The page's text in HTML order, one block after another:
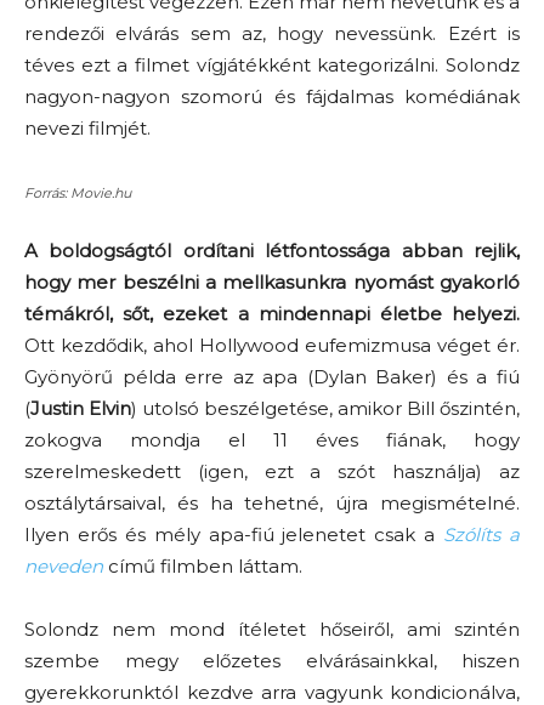
rendezői elvárás sem az, hogy nevessünk. Ezért is
téves ezt a filmet vígjátékként kategorizálni. Solondz
nagyon-nagyon szomorú és fájdalmas komédiának
nevezi filmjét.
Forrás: Movie.hu
A boldogságtól ordítani létfontossága abban rejlik,
hogy mer beszélni a mellkasunkra nyomást gyakorló
témákról, sőt, ezeket a mindennapi életbe helyezi.
Ott kezdődik, ahol Hollywood eufemizmusa véget ér.
Gyönyörű példa erre az apa (Dylan Baker) és a fiú
(Justin Elvin) utolsó beszélgetése, amikor Bill őszintén,
zokogva mondja el 11 éves fiának, hogy
szerelmeskedett (igen, ezt a szót használja) az
osztálytársaival, és ha tehetné, újra megismételné.
Ilyen erős és mély apa-fiú jelenetet csak a Szólíts a
neveden című filmben láttam.
Solondz nem mond ítéletet hőseiről, ami szintén
szembe megy előzetes elvárásainkkal, hiszen
gyerekkorunktól kezdve arra vagyunk kondicionálva,